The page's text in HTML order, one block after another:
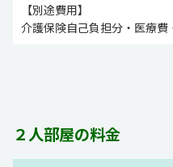
【別途費用】
介護保険自己負担分・医療
２人部屋の料金